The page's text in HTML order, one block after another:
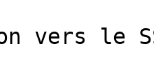
vers le